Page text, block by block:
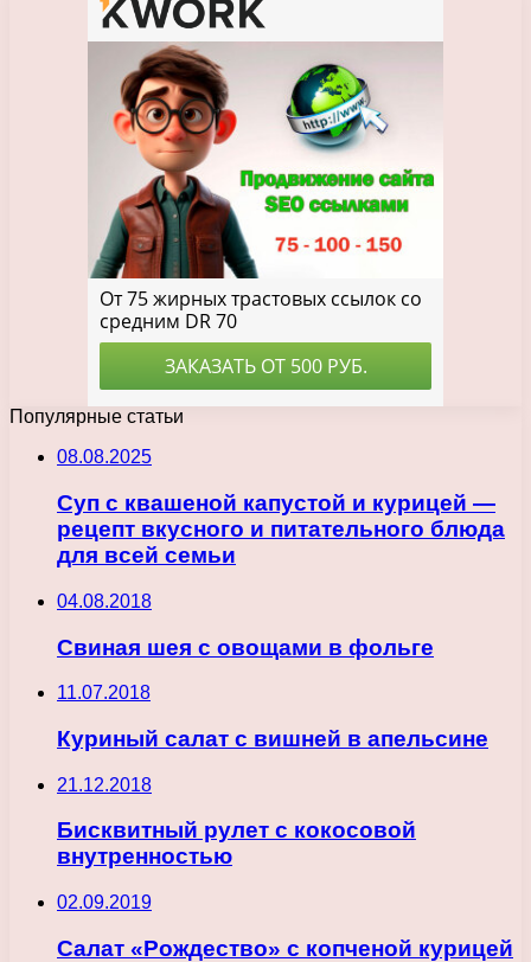
Популярные статьи
08.08.2025
Суп с квашеной капустой и курицей —
рецепт вкусного и питательного блюда
для всей семьи
04.08.2018
Свиная шея с овощами в фольге
11.07.2018
Куриный салат с вишней в апельсине
21.12.2018
Бисквитный рулет с кокосовой
внутренностью
02.09.2019
Салат «Рождество» с копченой курицей